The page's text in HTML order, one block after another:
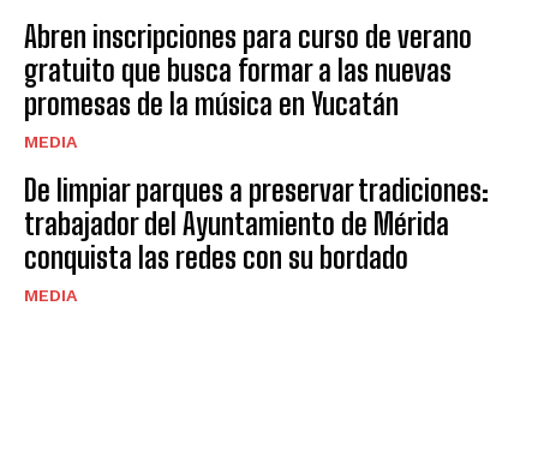
Abren inscripciones para curso de verano
gratuito que busca formar a las nuevas
promesas de la música en Yucatán
MEDIA
De limpiar parques a preservar tradiciones:
trabajador del Ayuntamiento de Mérida
conquista las redes con su bordado
MEDIA